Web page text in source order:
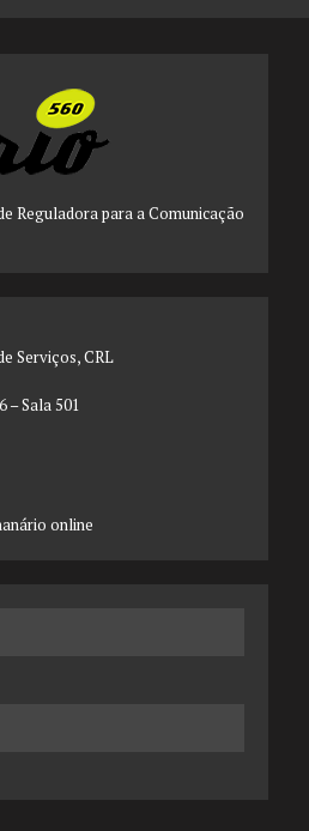
Reguladora para a Comunicação
Serviços, CRL
– Sala 501
online